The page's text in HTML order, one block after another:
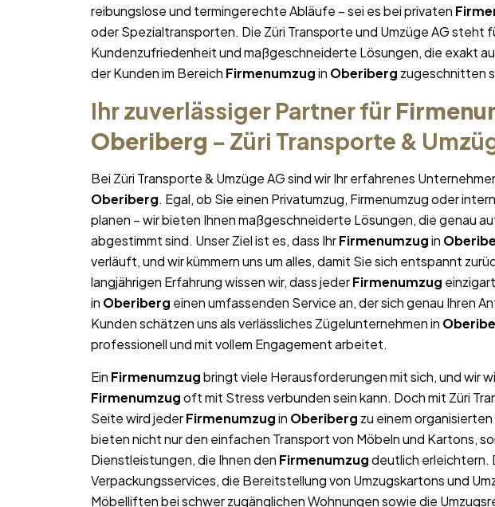
reibungslose und termingerechte Abläufe – sei es bei privaten
oder Spezialtransporten. Die Züri Transporte und Umzüge AG steht
Kundenzufriedenheit und maßgeschneiderte Lösungen, die exakt
der Kunden im Bereich Firmenumzugin Oberiberg zugeschnitten
Ihr zuverlässiger Partner für
Oberiberg – Züri Transporte &
Bei Züri Transporte & Umzüge AG sind wir Ihr erfahrenes
Oberiberg. Egal, ob Sie einen Privatumzug, Firmenumzug oder
planen – wir bieten Ihnen maßgeschneiderte Lösungen, die genau
abgestimmt sind. Unser Ziel ist es, dass IhrFirmenumzugin
verläuft, und wir kümmern uns um alles, damit Sie sich entspannt
langjährigen Erfahrung wissen wir, dass jederFirmenumzug
in Oberiberg einen umfassenden Service an, der sich genau Ihren
Kunden schätzen uns als verlässliches Zügelunternehmen in
professionell und mit vollem Engagement arbeitet.
Ein Firmenumzugbringt viele Herausforderungen mit sich, und wir
Firmenumzugoft mit Stress verbunden sein kann. Doch mit Züri
Seite wird jederFirmenumzugin Oberiberg zu einem
bieten nicht nur den einfachen Transport von Möbeln und Kartons,
Dienstleistungen, die Ihnen den Firmenumzugdeutlich erleichtern.
Verpackungsservices, die Bereitstellung von Umzugskartons und
Möbelliften bei schwer zugänglichen Wohnungen sowie die